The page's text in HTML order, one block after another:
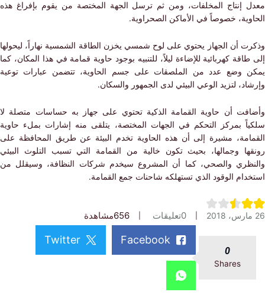
إنتاج المخلفات، ومن ثم ترسل الجهة المختصة من يقوم بإفراغ هذه
خصوصاً في الأماكن الصحراوية.
أن الجهاز يحتوي على لوح شمسي يخزن الطاقة الشمسية نهاراً، ليحولها
كهربائية للإضاءة ليلاً، للتنبيه بوجود حاوية قمامة في هذا المكان، كما
وضع عدد من الملصقات على جسم الحاوية، تتضمن عبارات توعية
لتزيد الوعي البيئي لدى الجمهور والسكان.
أن حاوية القمامة الذكية تحتوي على جهاز به حساسات متصلة لا
بمركز التحكم في الجهات المختصة، يتلقى منه إشارات بملء حاوية
مشيرة إلى أن هذه الحاوية تخدم البيئة عن طريق المحافظة على
وجمالها، بحيث تكون خالية من القمامة التي تسبب التلوث البيئي
والصحي، كما أن المشروع سيخدم شركات النظافة، وسيقلل من
الوقود الذي تستهلكه شاحنات جمع القمامة.
0 تعليقات 656مشاهدة
Shares
Facebook
Twitter